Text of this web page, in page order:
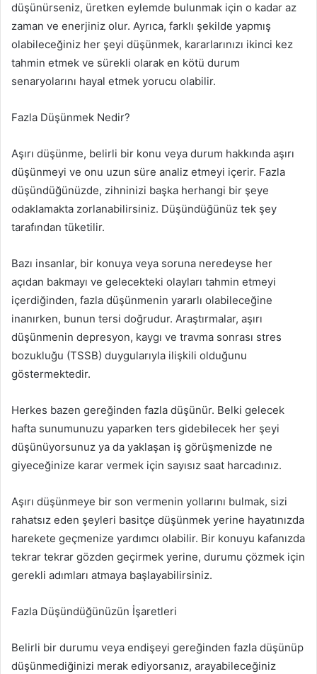
düşünürseniz, üretken eylemde bulunmak için o kadar az
zaman ve enerjiniz olur. Ayrıca, farklı şekilde yapmış
olabileceğiniz her şeyi düşünmek, kararlarınızı ikinci kez
tahmin etmek ve sürekli olarak en kötü durum
senaryolarını hayal etmek yorucu olabilir.
Fazla Düşünmek Nedir?
Aşırı düşünme, belirli bir konu veya durum hakkında aşırı
düşünmeyi ve onu uzun süre analiz etmeyi içerir. Fazla
düşündüğünüzde, zihninizi başka herhangi bir şeye
odaklamakta zorlanabilirsiniz. Düşündüğünüz tek şey
tarafından tüketilir.
Bazı insanlar, bir konuya veya soruna neredeyse her
açıdan bakmayı ve gelecekteki olayları tahmin etmeyi
içerdiğinden, fazla düşünmenin yararlı olabileceğine
inanırken, bunun tersi doğrudur. Araştırmalar, aşırı
düşünmenin depresyon, kaygı ve travma sonrası stres
bozukluğu (TSSB) duygularıyla ilişkili olduğunu
göstermektedir.
Herkes bazen gereğinden fazla düşünür. Belki gelecek
hafta sunumunuzu yaparken ters gidebilecek her şeyi
düşünüyorsunuz ya da yaklaşan iş görüşmenizde ne
giyeceğinize karar vermek için sayısız saat harcadınız.
Aşırı düşünmeye bir son vermenin yollarını bulmak, sizi
rahatsız eden şeyleri basitçe düşünmek yerine hayatınızda
harekete geçmenize yardımcı olabilir. Bir konuyu kafanızda
tekrar tekrar gözden geçirmek yerine, durumu çözmek için
gerekli adımları atmaya başlayabilirsiniz.
Fazla Düşündüğünüzün İşaretleri
Belirli bir durumu veya endişeyi gereğinden fazla düşünüp
düşünmediğinizi merak ediyorsanız, arayabileceğiniz